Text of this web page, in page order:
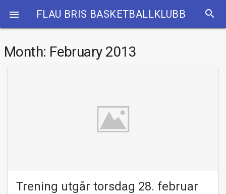
 FLAU BRIS BASKETBALLKLUBB search
Month: February 2013
Trening utgår torsdag 28. februar